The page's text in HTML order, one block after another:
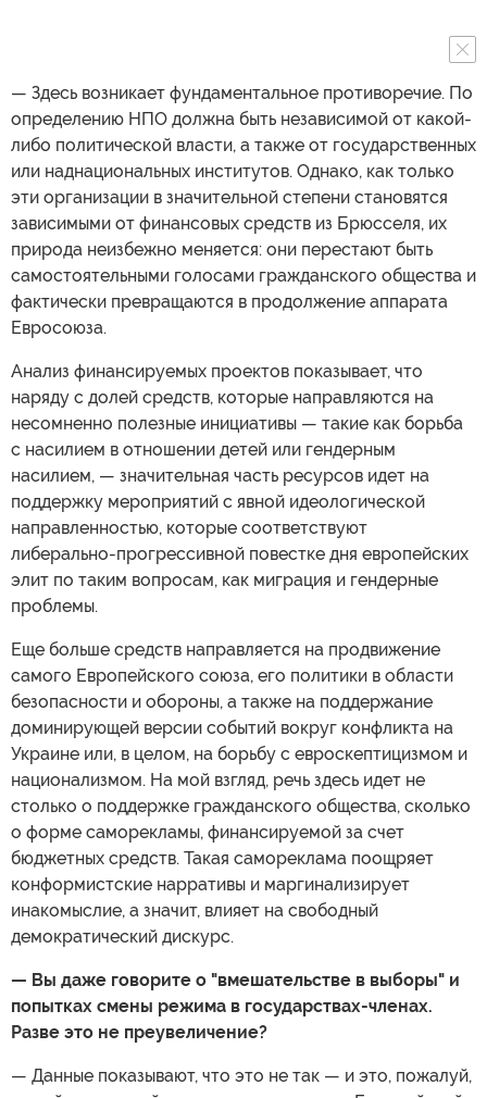
— Здесь возникает фундаментальное противоречие. По
определению НПО должна быть независимой от какой-
либо политической власти, а также от государственных
или наднациональных институтов. Однако, как только
эти организации в значительной степени становятся
зависимыми от финансовых средств из Брюсселя, их
природа неизбежно меняется: они перестают быть
самостоятельными голосами гражданского общества и
фактически превращаются в продолжение аппарата
Евросоюза.
Анализ финансируемых проектов показывает, что
наряду с долей средств, которые направляются на
несомненно полезные инициативы — такие как борьба
с насилием в отношении детей или гендерным
насилием, — значительная часть ресурсов идет на
поддержку мероприятий с явной идеологической
направленностью, которые соответствуют
либерально-прогрессивной повестке дня европейских
элит по таким вопросам, как миграция и гендерные
проблемы.
Еще больше средств направляется на продвижение
самого Европейского союза, его политики в области
безопасности и обороны, а также на поддержание
доминирующей версии событий вокруг конфликта на
Украине или, в целом, на борьбу с евроскептицизмом и
национализмом. На мой взгляд, речь здесь идет не
столько о поддержке гражданского общества, сколько
о форме саморекламы, финансируемой за счет
бюджетных средств. Такая самореклама поощряет
конформистские нарративы и маргинализирует
инакомыслие, а значит, влияет на свободный
демократический дискурс.
— Вы даже говорите о "вмешательстве в выборы" и
попытках смены режима в государствах-членах.
Разве это не преувеличение?
— Данные показывают, что это не так — и это, пожалуй,